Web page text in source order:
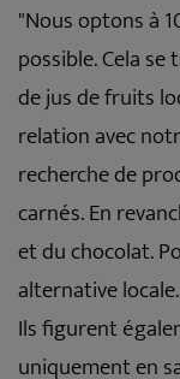
"Nous optons à
possible. Cela
de jus de fruits
relation avec
recherche de
carnés. En
et du chocolat.
alternative
Ils figurent
uniquement en